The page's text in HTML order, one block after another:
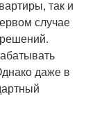
так и
случае
даже в